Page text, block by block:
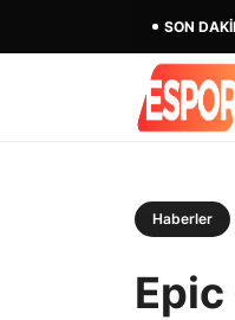
SON
Haberler
Epic